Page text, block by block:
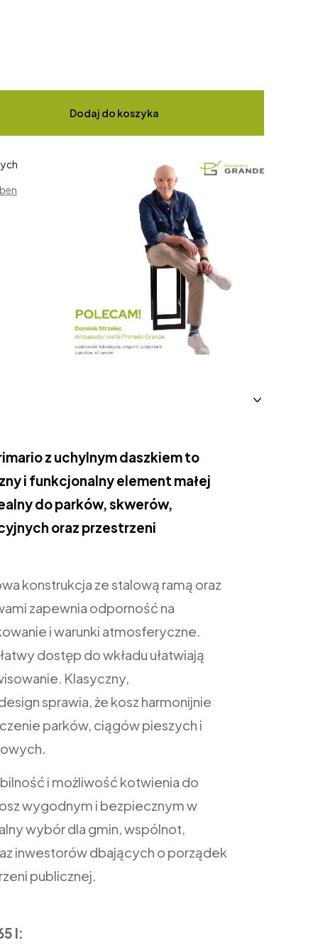
Dodaj do koszyka
z uchylnym daszkiem to
i funkcjonalny element małej
do parków, skwerów,
oraz przestrzeni
konstrukcja ze stalową ramą oraz
zapewnia odporność na
i warunki atmosferyczne.
dostęp do wkładu ułatwiają
Klasyczny,
sprawia, że kosz harmonijnie
parków, ciągów pieszych i
i możliwość kotwienia do
wygodnym i bezpiecznym w
wybór dla gmin, wspólnot,
inwestorów dbających o porządek
publicznej.
l: